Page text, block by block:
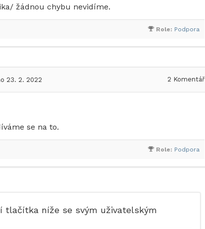
žádnou chybu nevidíme.
Role: Podpora
23. 2. 2022 2 Komentář
se na to.
Role: Podpora
tlačítka níže se svým uživatelským